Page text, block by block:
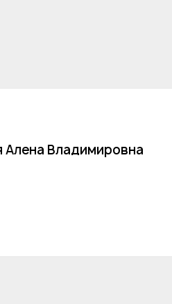
Алена Владимировна